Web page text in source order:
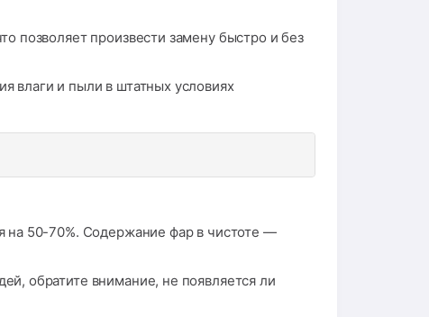
позволяет произвести замену быстро и без
влаги и пыли в штатных условиях
на 50-70%. Содержание фар в чистоте —
обратите внимание, не появляется ли